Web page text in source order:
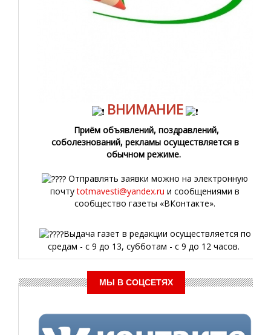
ВНИМАНИЕ
Приём объявлений, поздравлений,
соболезнований, рекламы осуществляется в
обычном режиме.
Отправлять заявки можно на электронную
почтуtotmavesti@yandex.ru и сообщениями в
сообщество газеты «ВКонтакте».
Выдача газет в редакции осуществляется по
средам - с 9 до 13, субботам - с 9 до 12 часов.
МЫ В СОЦСЕТЯХ